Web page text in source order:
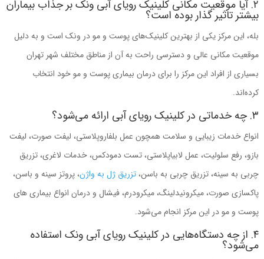
۲. آیا موقعیت مکانی کلینیک رویای آبی ونک بر جذاب بیماران
بیشتر تاثیر گذار بوده است؟
بله، این مرکز یکی از بهترین کلینیک‌های پوست و مو در ونک است و به دلیل
موقعیت مکانی عالی و دسترسی راحت به آن از مناطق مختلف شهر تهران
بسیاری از افراد این مرکز را برای درمان بیماری پوست و مو خود انتخاب
کرده‌اند.
۳. چه خدماتی در کلینیک رویای آبی ارائه می‌شود؟
انواع خدمات زیبایی و سلامت همچون عمل بلفاروپلاستی، لیفت صورت، لیفت
بازو، رفع سلولیت، عمل لابیاپلاستی، تست دمودکس، خدمات لاغری، تزریق
چربی به سینه، تزریق چربی به باسن،تزریق ژل به واژن، پروتز سینه و باسن،
پاکسازی صورت، میکرونیدلینگ، میکرودرم، فیشال و درمان انواع بیماری های
پوست و مو در این مرکز انجام می‌شود.
۴. از چه دستگاه‌هایی در کلینیک رویای آبی ونک استفاده
می‌شود؟